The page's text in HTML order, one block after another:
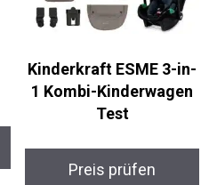
Kinderkraft ESME 3-in-
1 Kombi-Kinderwagen
Test
Preis prüfen